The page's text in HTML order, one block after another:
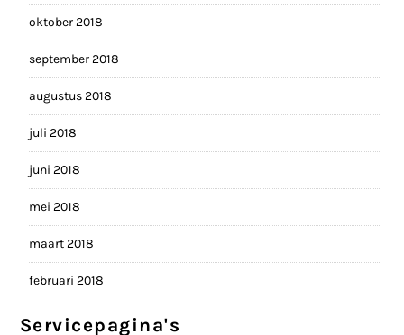
oktober 2018
september 2018
augustus 2018
juli 2018
juni 2018
mei 2018
maart 2018
februari 2018
Servicepagina's